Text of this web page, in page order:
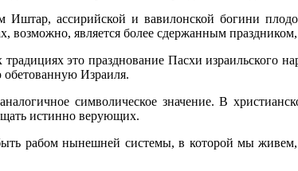
ассирийской и вавилонской богини
является более сдержанным
это празднование Пасхи израильского
обетованную Израиля.
символическое значение. В
истинно верующих.
рабом нынешней системы, в которой мы живем,